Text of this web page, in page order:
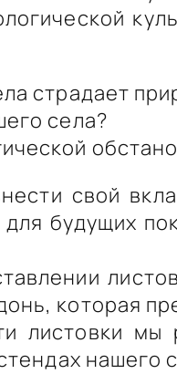
страдает
села?
свой
будущих
которая
листовки мы
нашего